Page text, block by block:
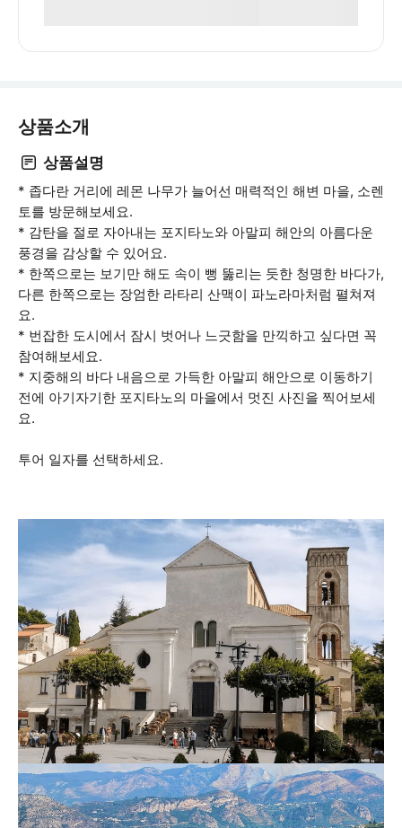
상품소개
상품설명
* 좁다란 거리에 레몬 나무가 늘어선 매력적인 해변 마을, 소렌
토를 방문해보세요.
* 감탄을 절로 자아내는 포지타노와 아말피 해안의 아름다운
풍경을 감상할 수 있어요.
* 한쪽으로는 보기만 해도 속이 뻥 뚫리는 듯한 청명한 바다가,
다른 한쪽으로는 장엄한 라타리 산맥이 파노라마처럼 펼쳐져
요.
* 번잡한 도시에서 잠시 벗어나 느긋함을 만끽하고 싶다면 꼭
참여해보세요.
* 지중해의 바다 내음으로 가득한 아말피 해안으로 이동하기
전에 아기자기한 포지타노의 마을에서 멋진 사진을 찍어보세
요.
투어 일자를 선택하세요.